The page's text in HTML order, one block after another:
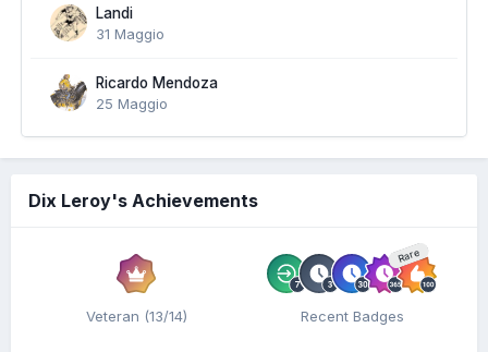
Landi
31 Maggio
Ricardo Mendoza
25 Maggio
Dix Leroy's Achievements
Veteran (13/14)
Rare
Recent Badges